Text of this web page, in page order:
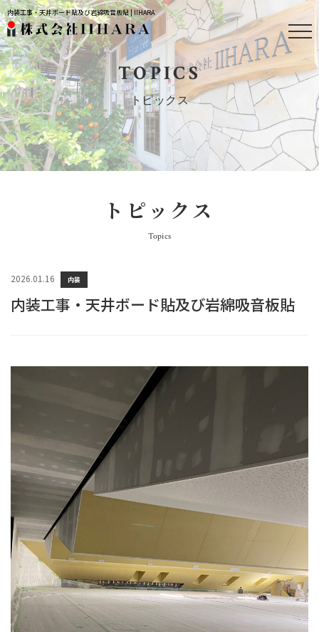
内装工事・天井ボード貼及び岩綿吸音板貼 | IIHARA
TOPICS
トピックス
トピックス
Topics
2026.01.16 内装
内装工事・天井ボード貼及び岩綿吸音板貼